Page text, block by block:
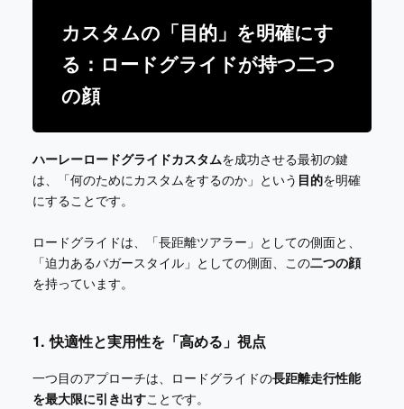
カスタムの「目的」を明確にす
る：ロードグライドが持つ二つ
の顔
ハーレーロードグライドカスタムを成功させる最初の鍵
は、「何のためにカスタムをするのか」という 目的を明確
にすることです。
ロードグライドは、「長距離ツアラー」としての側面と、
「迫力あるバガースタイル」としての側面、この二つの顔
を持っています。
1. 快適性と実用性を「高める」視点
一つ目のアプローチは、ロードグライドの長距離走行性能
を最大限に引き出すことです。